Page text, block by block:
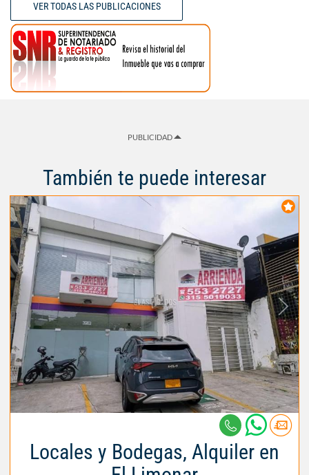
VER TODAS LAS PUBLICACIONES
PUBLICIDAD
También te puede interesar
Locales y Bodegas, Alquiler en